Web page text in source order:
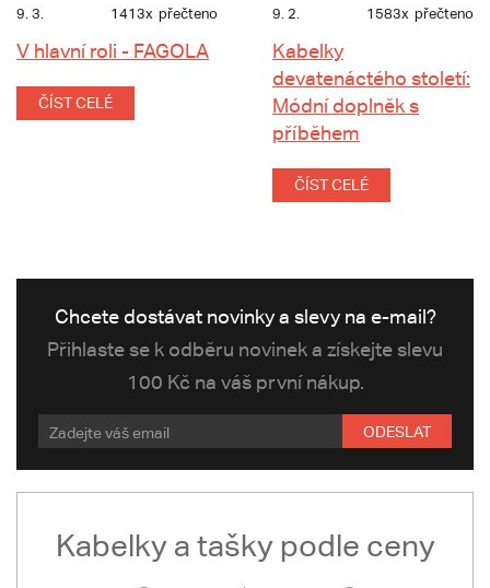
9. 3. 1413x přečteno
V hlavní roli - FAGOLA
ČÍST CELÉ
9. 2. 1583x přečteno
Kabelky
devatenáctého století:
Módní doplněk s
příběhem
ČÍST CELÉ
Chcete dostávat novinky a slevy na e-mail?
Přihlaste se k odběru novinek a získejte slevu
100 Kč na váš první nákup.
ODESLAT
Kabelky a tašky podle ceny